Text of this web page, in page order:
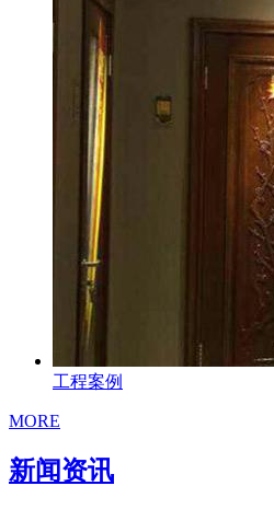
工程案例
MORE
新闻资讯